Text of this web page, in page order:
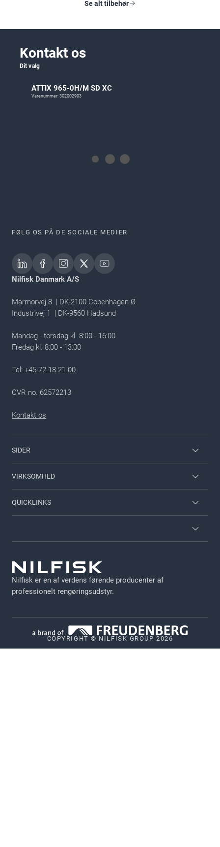
Se alt tilbehør
Kontakt os
Dit valg
ATTIX 965-0H/M SD XC
Varenummer: 302002903
FØLG OS PÅ DE SOCIALE MEDIER
Nilfisk Danmark A/S
Marmorvej 8 | DK-2100 Copenhagen Ø
Industrivej 1 | DK-9560 Hadsund
Mandag - torsdag kl. 8:00 - 16:00
Fredag kl. 8:00 - 13:00​
Tel: +45 72 18 21 00
CVR no. 62572213
Kontakt os
SIDER
Nilfisk til hjemmet
Viper
VIRKSOMHED
Om Nilfisk
QUICKLINKS
Kataloger
Jobs
GDPR
Persondata politik
Politik for offentliggørelse af sårbarheder
Nilfisk er en af verdens førende producenter af
professionelt rengøringsudstyr.
COPYRIGHT © NILFISK GROUP 2026